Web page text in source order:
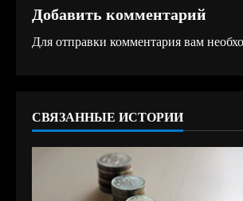
о
и
Добавить комментарий
Для отправки комментария вам
СВЯЗАННЫЕ ИСТОРИИ